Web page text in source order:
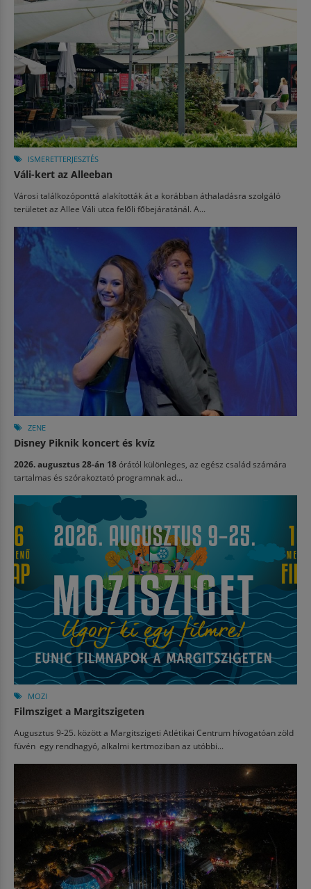
ISMERETTERJESZTÉS
Váli-kert az Alleeban
Városi találkozóponttá alakították át a korábban áthaladásra szolgáló
területet az Allee Váli utca felőli főbejáratánál. A...
ZENE
Disney Piknik koncert és kvíz
2026. augusztus 28-án 18órától különleges, az egész család számára
tartalmas és szórakoztató programnak ad...
MOZI
Filmsziget a Margitszigeten
Augusztus 9-25. között a Margitszigeti Atlétikai Centrum hívogatóan zöld
füvén egy rendhagyó, alkalmi kertmoziban az utóbbi...